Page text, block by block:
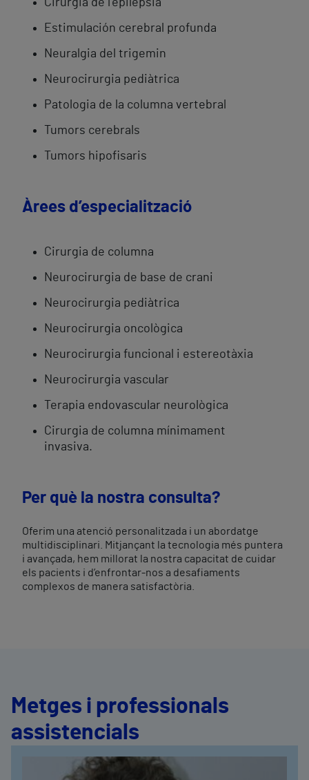
Cirurgia de l’epilèpsia
Estimulación cerebral profunda
Neuralgia del trigemin
Neurocirurgia pediàtrica
Patologia de la columna vertebral
Tumors cerebrals
Tumors hipofisaris
Àrees d’especialització
Cirurgia de columna
Neurocirurgia de base de crani
Neurocirurgia pediàtrica
Neurocirurgia oncològica
Neurocirurgia funcional i estereotàxia
Neurocirurgia vascular
Terapia endovascular neurològica
Cirurgia de columna mínimament
invasiva.
Per què la nostra consulta?
Oferim una atenció personalitzada i un abordatge
multidisciplinari. Mitjançant la tecnologia més puntera
i avançada, hem millorat la nostra capacitat de cuidar
els pacients i d’enfrontar-nos a desafiaments
complexos de manera satisfactòria.
Metges i professionals
assistencials